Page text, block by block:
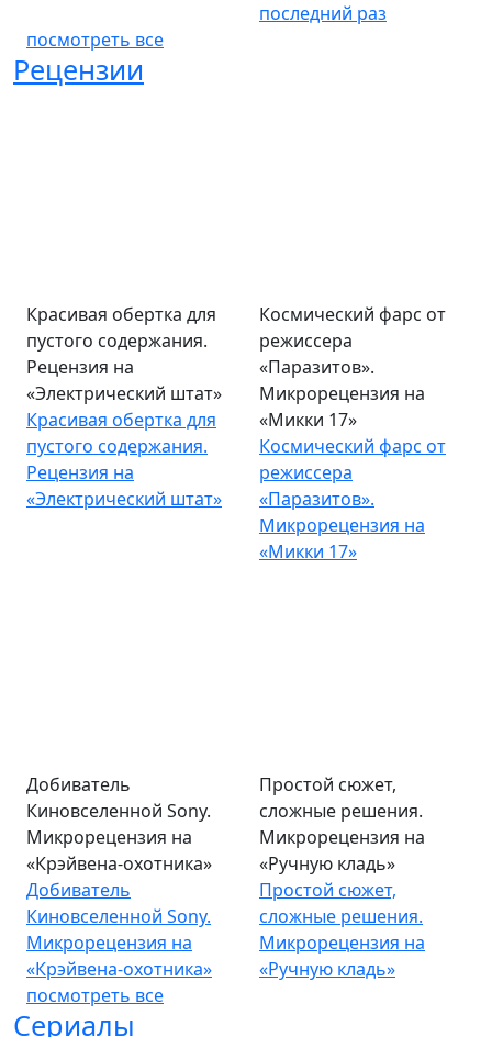
последний раз
посмотреть все
Рецензии
Красивая обертка для
пустого содержания.
Рецензия на
«Электрический штат»
Красивая обертка для
пустого содержания.
Рецензия на
«Электрический штат»
Космический фарс от
режиссера
«Паразитов».
Микрорецензия на
«Микки 17»
Космический фарс от
режиссера
«Паразитов».
Микрорецензия на
«Микки 17»
Добиватель
Киновселенной Sony.
Микрорецензия на
«Крэйвена-охотника»
Добиватель
Киновселенной Sony.
Микрорецензия на
«Крэйвена-охотника»
Простой сюжет,
сложные решения.
Микрорецензия на
«Ручную кладь»
Простой сюжет,
сложные решения.
Микрорецензия на
«Ручную кладь»
посмотреть все
Сериалы